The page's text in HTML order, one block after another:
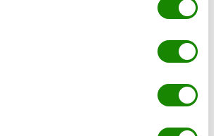
oder widerrufen
über Ihre geografische Lage
(Fingerprinting) identifizieren
Zwei Firmen sind insolvent, alle
Ludomirska.